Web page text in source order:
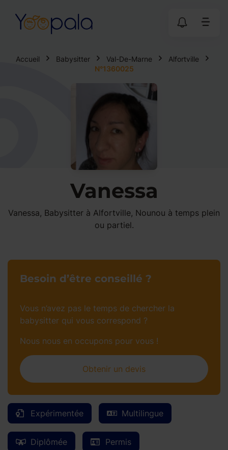
Accueil Babysitter Val-De-Marne
Alfortville
N°1360025
Vanessa
Vanessa, Babysitter à Alfortville, Nounou à temps plein
ou partiel.
Expérimentée Multilingue
Diplômée Permis
Besoin d’être conseillé ?
Vous n’avez pas le temps de chercher la
babysitter qui vous correspond ?
Nous nous en occupons pour vous !
Obtenir un devis